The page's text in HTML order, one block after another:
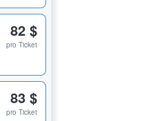
82 $
pro Ticket
83 $
pro Ticket